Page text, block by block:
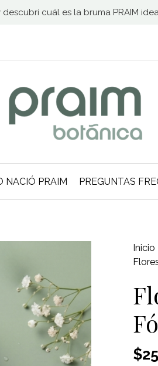
cuál es la bruma PRAIM
NACIÓ PRAIM PREGUNTAS
Inicio